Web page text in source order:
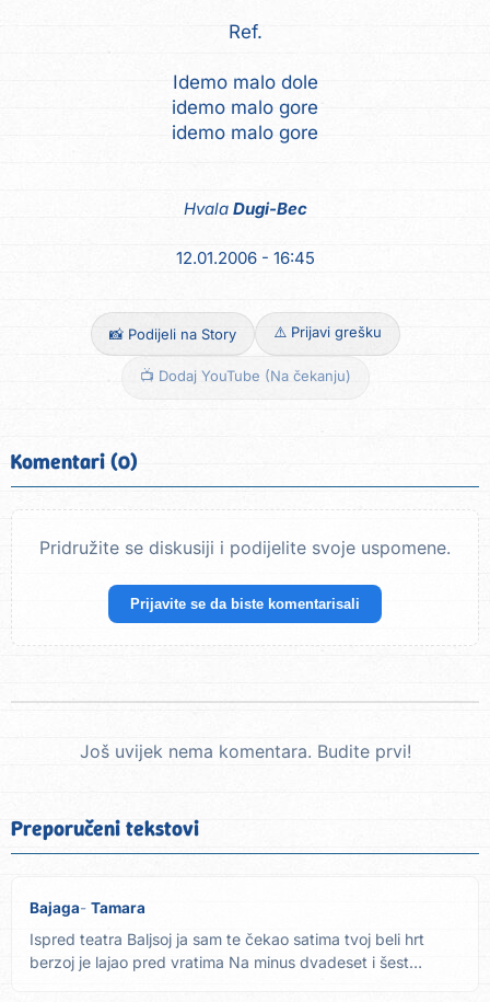
Ref.
Idemo malo dole
idemo malo gore
idemo malo gore
Hvala Dugi-Bec
12.01.2006 - 16:45
📸 Podijeli na Story ⚠️ Prijavi grešku
📺 Dodaj YouTube (Na čekanju)
Komentari (0)
Pridružite se diskusiji i podijelite svoje uspomene.
Prijavite se da biste komentarisali
Još uvijek nema komentara. Budite prvi!
Preporučeni tekstovi
Bajaga Tamara
Ispred teatra Baljsoj ja sam te čekao satima tvoj beli hrt
berzoj je lajao pred vratima Na minus dvadeset i šest